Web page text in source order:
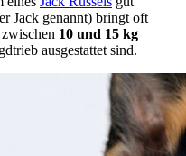
Jack genannt) bringt oft
10 und 15 kg
ausgestattet sind.